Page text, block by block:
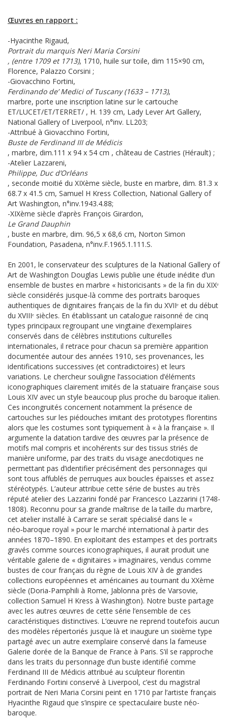
Œuvres en rapport :
-Hyacinthe Rigaud,
Portrait du marquis Neri Maria Corsini
, (entre 1709 et 1713), 1710, huile sur toile, dim 115×90 cm,
Florence, Palazzo Corsini ;
-Giovacchino Fortini,
Ferdinando de’ Medici of Tuscany (1633 – 1713),
marbre, porte une inscription latine sur le cartouche
ET/LUCET/ET/TERRET/ , H. 139 cm, Lady Lever Art Gallery,
National Gallery of Liverpool, n°inv. LL203;
-Attribué à Giovacchino Fortini,
Buste de Ferdinand III de Médicis
, marbre, dim.111 x 94 x 54 cm , château de Castries (Hérault) ;
-Atelier Lazzareni,
Philippe, Duc d’Orléans
, seconde moitié du XIXème siècle, buste en marbre, dim. 81.3 x
68.7 x 41.5 cm, Samuel H Kress Collection, National Gallery of
Art Washington, n°inv.1943.4.88;
-XIXème siècle d’après François Girardon,
Le Grand Dauphin
, buste en marbre, dim. 96,5 x 68,6 cm, Norton Simon
Foundation, Pasadena, n°inv.F.1965.1.111.S.
En 2001, le conservateur des sculptures de la National Gallery of
Art de Washington Douglas Lewis publie une étude inédite d’un
ensemble de bustes en marbre « historicisants » de la fin du XIXᵉ
siècle considérés jusque-là comme des portraits baroques
authentiques de dignitaires français de la fin du XVIIᵉ et du début
du XVIIIᵉ siècles. En établissant un catalogue raisonné de cinq
types principaux regroupant une vingtaine d’exemplaires
conservés dans de célèbres institutions culturelles
internationales, il retrace pour chacun sa première apparition
documentée autour des années 1910, ses provenances, les
identifications successives (et contradictoires) et leurs
variations. Le chercheur souligne l’association d’éléments
iconographiques clairement imités de la statuaire française sous
Louis XIV avec un style beaucoup plus proche du baroque italien.
Ces incongruités concernent notamment la présence de
cartouches sur les piédouches imitant des prototypes florentins
alors que les costumes sont typiquement à « à la française ». Il
argumente la datation tardive des œuvres par la présence de
motifs mal compris et incohérents sur des tissus striés de
manière uniforme, par des traits du visage anecdotiques ne
permettant pas d’identifier précisément des personnages qui
sont tous affublés de perruques aux boucles épaisses et assez
stéréotypés. L’auteur attribue cette série de bustes au très
réputé atelier des Lazzarini fondé par Francesco Lazzarini (1748-
1808). Reconnu pour sa grande maîtrise de la taille du marbre,
cet atelier installé à Carrare se serait spécialisé dans le «
néo‑baroque royal » pour le marché international à partir des
années 1870–1890. En exploitant des estampes et des portraits
gravés comme sources iconographiques, il aurait produit une
véritable galerie de « dignitaires » imaginaires, vendus comme
bustes de cour français du règne de Louis XIV à de grandes
collections européennes et américaines au tournant du XXème
siècle (Doria-Pamphili à Rome, Jablonna près de Varsovie,
collection Samuel H Kress à Washington). Notre buste partage
avec les autres œuvres de cette série l’ensemble de ces
caractéristiques distinctives. L’œuvre ne reprend toutefois aucun
des modèles répertoriés jusque là et inaugure un sixième type
partagé avec un autre exemplaire conservé dans la fameuse
Galerie dorée de la Banque de France à Paris. S’il se rapproche
dans les traits du personnage d’un buste identifié comme
Ferdinand III de Médicis attribué au sculpteur florentin
Ferdinando Fortini conservé à Liverpool, c’est du magistral
portrait de Neri Maria Corsini peint en 1710 par l’artiste français
Hyacinthe Rigaud que s’inspire ce spectaculaire buste néo-
baroque.